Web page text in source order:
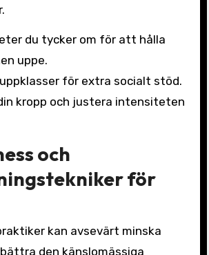
du tycker om för att hålla
uppe.
för extra socialt stöd.
kropp och justera intensiteten
och
för
kan avsevärt minska
den känslomässiga